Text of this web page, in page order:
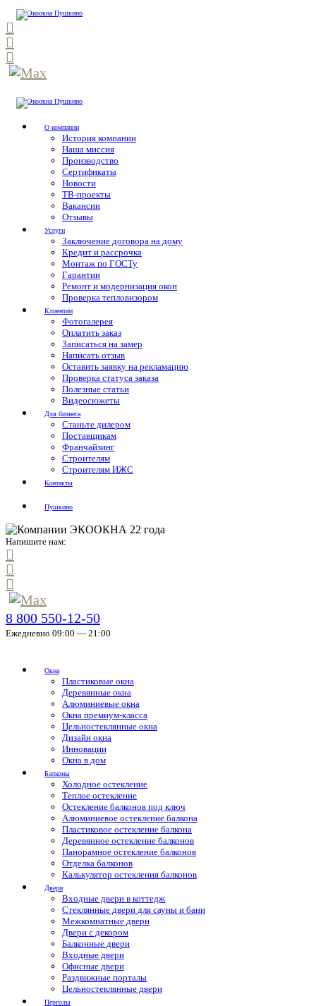
О компании
История компании
Наша миссия
Производство
Сертификаты
Новости
ТВ-проекты
Вакансии
Отзывы
Услуги
Заключение договора на дому
Кредит и рассрочка
Монтаж по ГОСТу
Гарантии
Ремонт и модернизация окон
Проверка тепловизором
Клиентам
Фотогалерея
Оплатить заказ
Записаться на замер
Написать отзыв
Оставить заявку на рекламацию
Проверка статуса заказа
Полезные статьи
Видеосюжеты
Для бизнеса
Станьте дилером
Поставщикам
Франчайзинг
Строителям
Строителям ИЖС
Контакты
Пушкино
Напишите нам:
8 800 550-12-50
Ежедневно 09:00 — 21:00
Окна
Пластиковые окна
Деревянные окна
Алюминиевые окна
Окна премиум-класса
Цельностеклянные окна
Дизайн окна
Инновации
Окна в дом
Балконы
Холодное остекление
Теплое остекление
Остекление балконов под ключ
Алюминиевое остекление балкона
Пластиковое остекление балкона
Деревянное остекление балконов
Панорамное остекление балконов
Отделка балконов
Калькулятор остекления балконов
Двери
Входные двери в коттедж
Стеклянные двери для сауны и бани
Межкомнатные двери
Двери с декором
Балконные двери
Входные двери
Офисные двери
Раздвижные порталы
Цельностеклянные двери
Перголы